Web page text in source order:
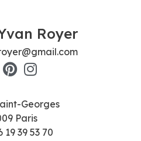
Royer
Georges
Paris
19 39 53 70